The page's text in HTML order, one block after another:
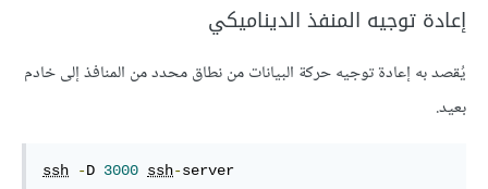
إعادة توجيه المنفذ الديناميكي
يُقصد به إعادة توجيه حركة البيانات من نطاق محدد من المنافذ إلى خادم
بعيد.
ssh -D 3000 ssh-server